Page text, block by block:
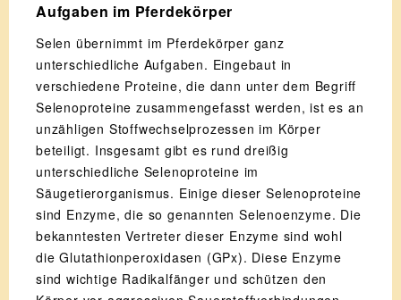
Aufgaben im Pferdekörper
Selen übernimmt im Pferdekörper ganz
unterschiedliche Aufgaben. Eingebaut in
verschiedene Proteine, die dann unter dem Begriff
Selenoproteine zusammengefasst werden, ist es an
unzähligen Stoffwechselprozessen im Körper
beteiligt. Insgesamt gibt es rund dreißig
unterschiedliche Selenoproteine im
Säugetierorganismus. Einige dieser Selenoproteine
sind Enzyme, die so genannten Selenoenzyme. Die
bekanntesten Vertreter dieser Enzyme sind wohl
die Glutathionperoxidasen (GPx). Diese Enzyme
sind wichtige Radikalfänger und schützen den